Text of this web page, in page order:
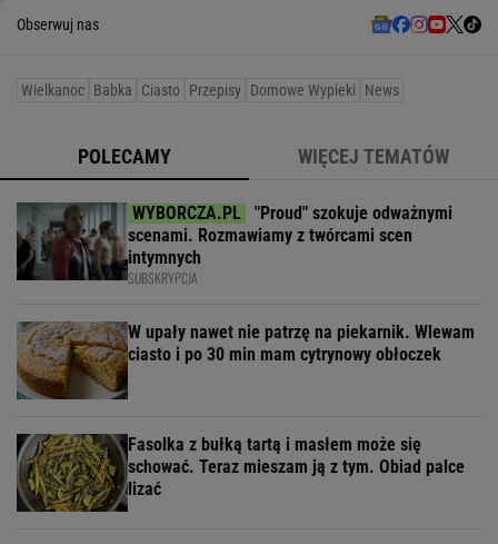
Obserwuj nas
Wielkanoc Babka Ciasto Przepisy Domowe Wypieki News
POLECAMY WIĘCEJ TEMATÓW
"Proud" szokuje odważnymi
scenami. Rozmawiamy z twórcami scen
intymnych
SUBSKRYPCJA
W upały nawet nie patrzę na piekarnik. Wlewam
ciasto i po 30 min mam cytrynowy obłoczek
Fasolka z bułką tartą i masłem może się
schować. Teraz mieszam ją z tym. Obiad palce
lizać